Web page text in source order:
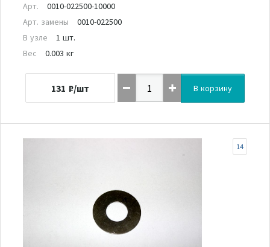
Арт.
0010-022500-10000
Арт. замены
0010-022500
В узле
1 шт.
Вес
0.003 кг
131 ₽/шт В корзину
14